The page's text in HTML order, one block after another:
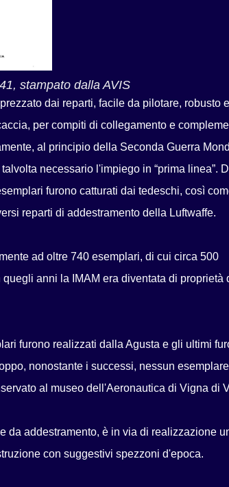
stampato dalla AVIS
dai reparti, facile da pilotare, robusto
per compiti di collegamento e
al principio della Seconda Guerra
necessario l'impiego in “prima linea”.
furono catturati dai tedeschi, così
reparti di addestramento della Luftwaffe.
ad oltre 740 esemplari, di cui circa 500
anni la IMAM era diventata di proprietà
furono realizzati dalla Agusta e gli ultimi
nonostante i successi, nessun
al museo dell'Aeronautica di Vigna di
da addestramento, è in via di realizzazione
con suggestivi spezzoni d'epoca.